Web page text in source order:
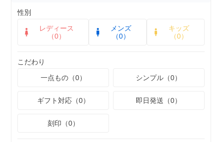
性別
レディース
（0）
メンズ
（0）
キッズ
（0）
こだわり
一点もの（0）
シンプル（0）
ギフト対応（0） 即日発送（0）
刻印（0）